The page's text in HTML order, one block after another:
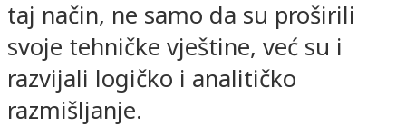
taj način, ne samo da su proširili
svoje tehničke vještine, već su i
razvijali logičko i analitičko
razmišljanje.